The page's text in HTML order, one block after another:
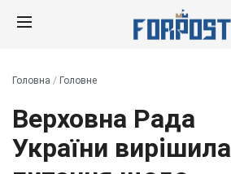
Головна / Головне
Верховна Рада
України вирішила